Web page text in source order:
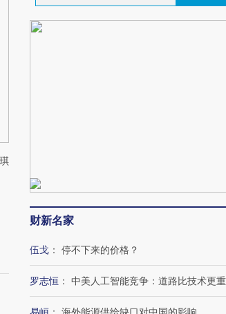
财新名家
伍戈 ： 停不下来的价格？
罗志恒 ： 中美人工智能竞争：道路比技术更
易峘 ： 海外能源供给缺口对中国的影响